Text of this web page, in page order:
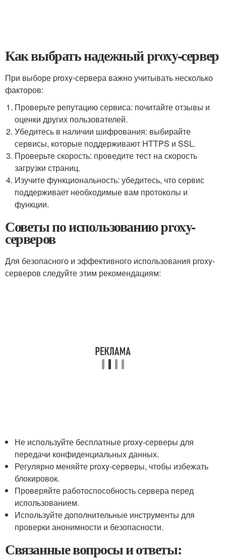
Как выбрать надежный proxy-сервер
При выборе proxy-сервера важно учитывать несколько
факторов:
Проверьте репутацию сервиса: почитайте отзывы и
оценки других пользователей.
Убедитесь в наличии шифрования: выбирайте
сервисы, которые поддерживают HTTPS и SSL.
Проверьте скорость: проведите тест на скорость
загрузки страниц.
Изучите функциональность: убедитесь, что сервис
поддерживает необходимые вам протоколы и
функции.
Советы по использованию proxy-
серверов
Для безопасного и эффективного использования proxy-
серверов следуйте этим рекомендациям:
Не используйте бесплатные proxy-серверы для
передачи конфиденциальных данных.
Регулярно меняйте proxy-серверы, чтобы избежать
блокировок.
Проверяйте работоспособность сервера перед
использованием.
Используйте дополнительные инструменты для
проверки анонимности и безопасности.
Связанные вопросы и ответы: